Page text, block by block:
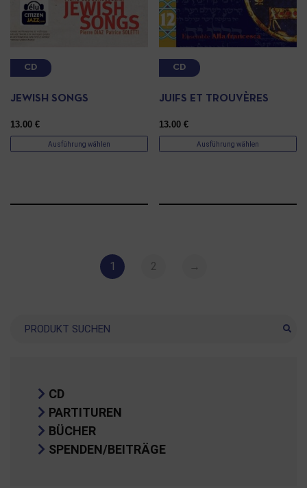
CD
JEWISH SONGS
13.00 €
Ausführung wählen
CD
JUIFS ET TROUVÈRES
13.00€
Ausführung wählen
1 2 →
Suche
CD
PARTITUREN
BÜCHER
SPENDEN/BEITRÄGE